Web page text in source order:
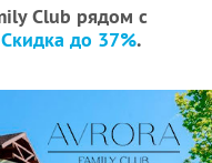
Club рядом с
Скидка до 37%.